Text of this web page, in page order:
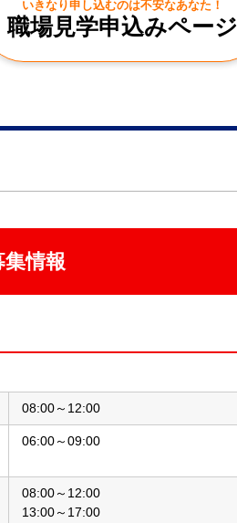
いきなり申し込むのは不安なあなた！
職場見学申込みページ
情報
08:00～12:00
06:00～09:00
08:00～12:00
13:00～17:00